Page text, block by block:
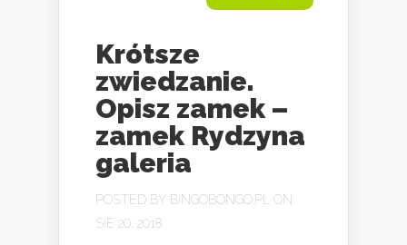
Krótsze
zwiedzanie.
Opisz zamek –
zamek Rydzyna
galeria
POSTED BY BINGOBONGO.PL
ON
SIE 20, 2018